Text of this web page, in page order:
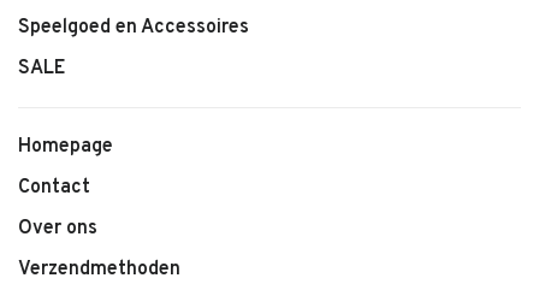
Speelgoed en Accessoires
SALE
Homepage
Contact
Over ons
Verzendmethoden